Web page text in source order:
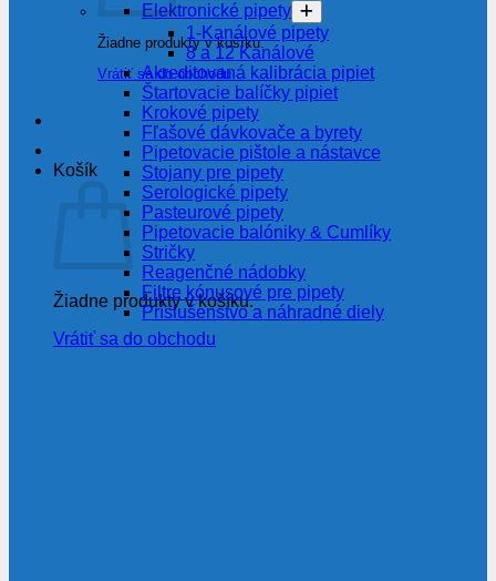
Žiadne produkty v košíku.
Vrátiť sa do obchodu
Košík
Žiadne produkty v košíku.
Vrátiť sa do obchodu
Elektronické pipety
1-Kanálové pipety
8 a 12 Kanálové
Akreditovaná kalibrácia pipiet
Štartovacie balíčky pipiet
Krokové pipety
Fľašové dávkovače a byrety
Pipetovacie pištole a nástavce
Stojany pre pipety
Serologické pipety
Pasteurové pipety
Pipetovacie balóniky & Cumlíky
Stričky
Reagenčné nádobky
Filtre kónusové pre pipety
Príslušenstvo a náhradné diely